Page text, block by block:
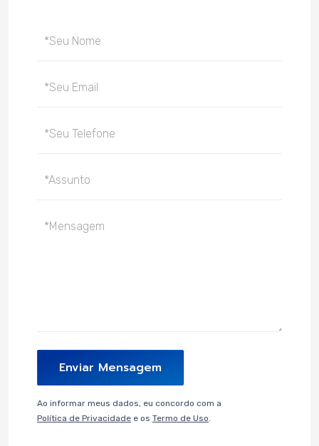
Enviar Mensagem
Ao informar meus dados, eu concordo com a
Política de Privacidade e os Termo de Uso.